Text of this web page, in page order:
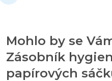
Mohlo by se
Zásobník
papírových